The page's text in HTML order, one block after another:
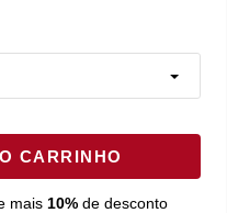
CARRINHO
mais 10%de desconto